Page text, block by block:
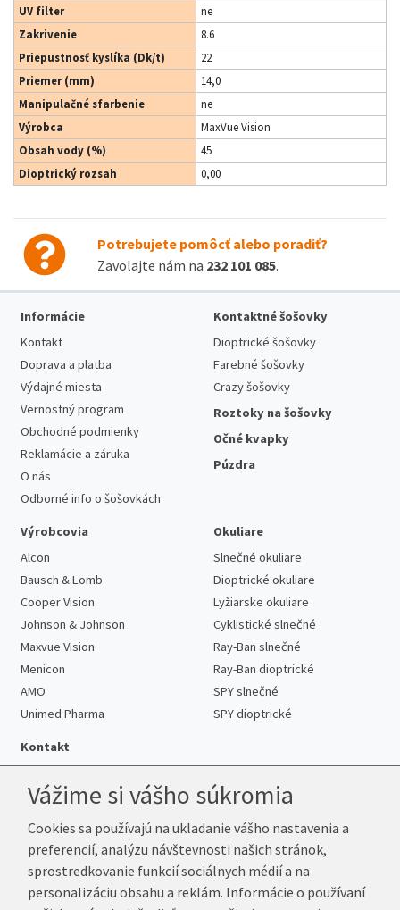
UV filter
ne
Zakrivenie
8.6
Priepustnosť kyslíka (Dk/t)
22
Priemer (mm)
14,0
Manipulačné sfarbenie
ne
Výrobca
MaxVue Vision
Obsah vody (%)
45
Dioptrický rozsah
0,00
Potrebujete pomôcť alebo poradiť?
Zavolajte nám na 232 101 085.
Informácie
Kontakt
Doprava a platba
Výdajné miesta
Vernostný program
Obchodné podmienky
Reklamácie a záruka
O nás
Odborné info o šošovkách
Kontaktné šošovky
Dioptrické šošovky
Farebné šošovky
Crazy šošovky
Roztoky na šošovky
Očné kvapky
Púzdra
Výrobcovia
Alcon
Bausch & Lomb
Cooper Vision
Johnson & Johnson
Maxvue Vision
Menicon
AMO
Unimed Pharma
Okuliare
Slnečné okuliare
Dioptrické okuliare
Lyžiarske okuliare
Cyklistické slnečné
Ray-Ban slnečné
Ray-Ban dioptrické
SPY slnečné
SPY dioptrické
Kontakt
Telefón:+421 222 205 863
E-mail:info@k-sosovky.sk
Reklamačná adresa
Vážime si vášho súkromia
Cookies sa používajú na ukladanie vášho nastavenia a
preferencií, analýzu návštevnosti našich stránok,
sprostredkovanie funkcií sociálnych médií a na
personalizáciu obsahu a reklám. Informácie o používaní